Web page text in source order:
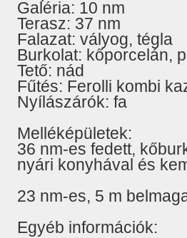
Galéria: 10 nm
Terasz: 37 nm
Falazat: vályog, tégla
Burkolat: kőporcelán,
Tető: nád
Fűtés: Ferolli kombi
Nyílászárók: fa
Melléképületek:
36 nm-es fedett,
nyári konyhával és
23 nm-es, 5 m
Egyéb információk: